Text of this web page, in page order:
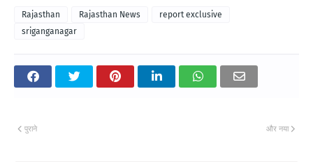
Rajasthan Rajasthan News
report exclusive
sriganganagar
और नया
पुराने